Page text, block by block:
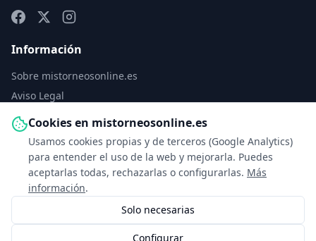
Cookies en mistorneosonline.es
Usamos cookies propias y de terceros (Google Analytics)
para entender el uso de la web y mejorarla. Puedes
aceptarlas todas, rechazarlas o configurarlas. Más
información.
Solo necesarias
Configurar
Información
Sobre mistorneosonline.es
Aviso Legal
Política de Privacidad
Política de Cookies
Configurar cookies
Contacto
info@mistorneosonline.es